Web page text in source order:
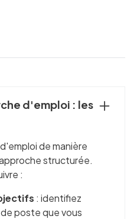
d'emploi : les
de manière
structurée.
:
: identifiez
poste que vous